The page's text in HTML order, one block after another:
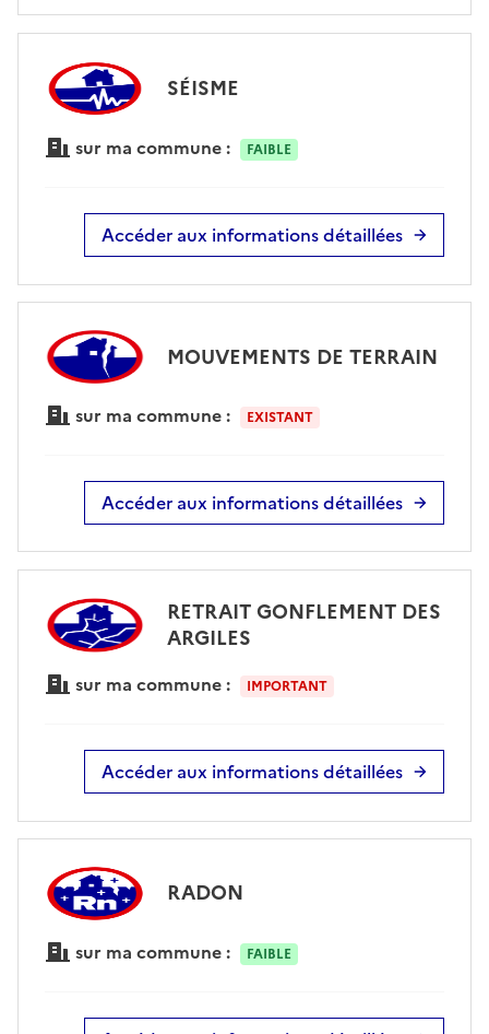
SÉISME
sur ma commune : FAIBLE
Accéder aux informations détaillées
MOUVEMENTS DE TERRAIN
sur ma commune : EXISTANT
Accéder aux informations détaillées
RETRAIT GONFLEMENT DES
ARGILES
sur ma commune : IMPORTANT
Accéder aux informations détaillées
RADON
sur ma commune : FAIBLE